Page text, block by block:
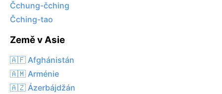
Čchung-čching
Čching-tao
Země v Asie
🇦🇫 Afghánistán
🇦🇲 Arménie
🇦🇿 Ázerbájdžán